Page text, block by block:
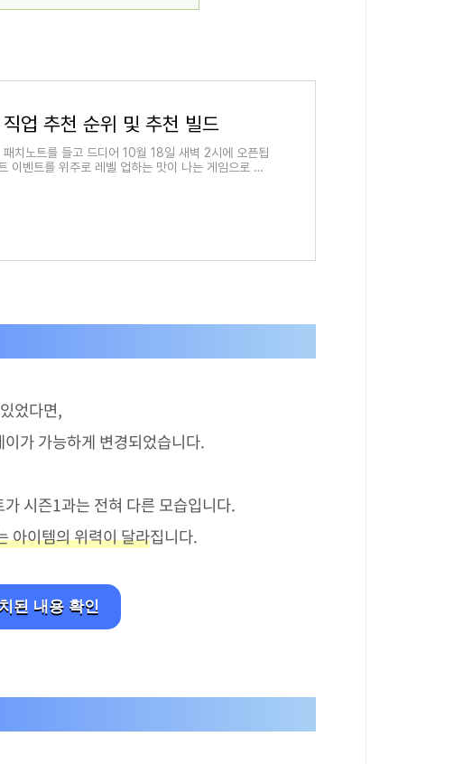
업 추천 순위 및 추천 빌드
치노트를 들고 드디어 10월 18일 새벽 2시에 오픈됩
이벤트를 위주로 레벨 업하는 맛이 나는 게임으로 바
었다면,
가 가능하게 변경되었습니다.
시즌1과는 전혀 다른 모습입니다.
아이템의 위력이 달라집니다.
된 내용 확인